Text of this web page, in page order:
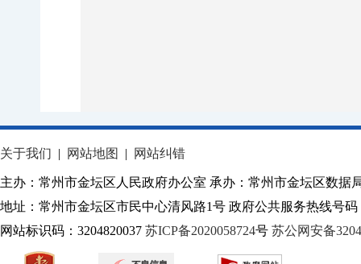
关于我们 | 网站地图 | 网站纠错
主办：常州市金坛区人民政府办公室 承办：常州市金坛区数据
地址：常州市金坛区市民中心清风路1号 政府公共服务热线号码
网站标识码：3204820037 苏ICP备2020058724号 苏公网安备